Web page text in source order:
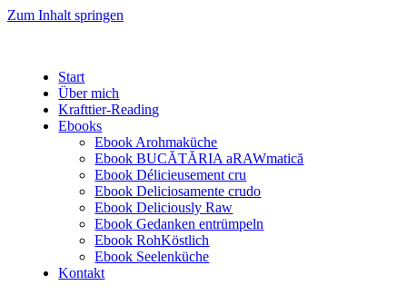
Zum Inhalt springen
Start
Über mich
Krafttier-Reading
Ebooks
Ebook Arohmaküche
Ebook BUCĂTĂRIA aRAWmatică
Ebook Délicieusement cru
Ebook Deliciosamente crudo
Ebook Deliciously Raw
Ebook Gedanken entrümpeln
Ebook RohKöstlich
Ebook Seelenküche
Kontakt